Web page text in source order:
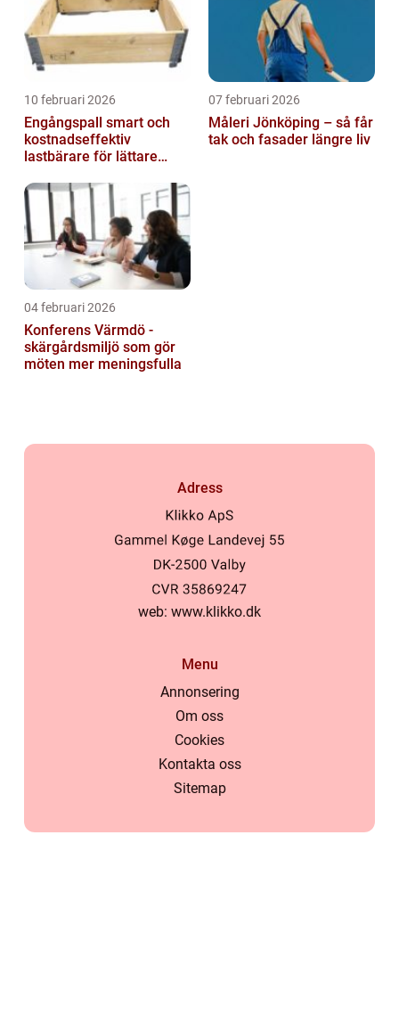
10 februari 2026
Engångspall smart och
kostnadseffektiv
lastbärare för lättare
07 februari 2026
Måleri Jönköping – så får
tak och fasader längre liv
04 februari 2026
Konferens Värmdö -
skärgårdsmiljö som gör
möten mer meningsfulla
Adress
web: www.klikko.dk
Menu
Annonsering
Om oss
Cookies
Kontakta oss
Sitemap